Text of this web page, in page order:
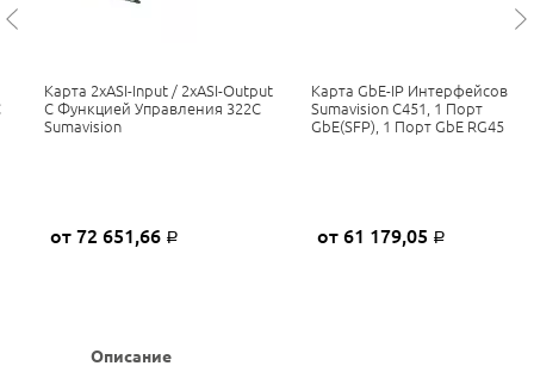
Карта 2xASI-Input / 2xASI-Output
С Функцией Управления 322C
Sumavision
от 72 651,66 Р
Карта GbE-IP Интерфейсов
Sumavision C451, 1 Порт
GbE(SFP), 1 Порт GbE RG45
от 61 179,05 Р
Описание